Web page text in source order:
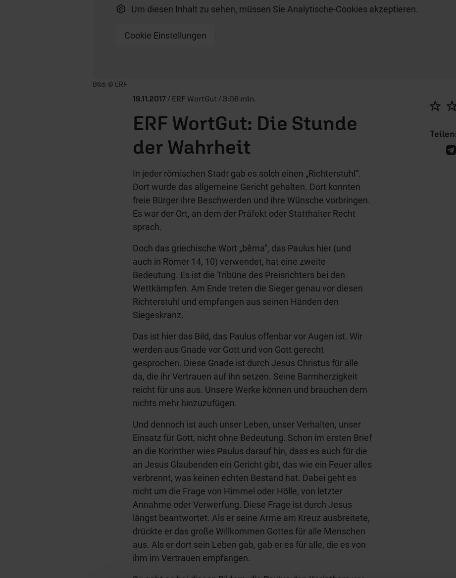
Um diesen Inhalt zu sehen, müssen Sie Analytische-Cookies akzeptieren.
Cookie Einstellungen
Player starten/anhalten
Bild: © ERF
19.11.2017 / ERF WortGut / 3:08 min.
ERF WortGut: Die Stunde
der Wahrheit
In jeder römischen Stadt gab es solch einen „Richterstuhl“.
Dort wurde das allgemeine Gericht gehalten. Dort konnten
freie Bürger ihre Beschwerden und ihre Wünsche vorbringen.
Es war der Ort, an dem der Präfekt oder Statthalter Recht
sprach.
Doch das griechische Wort „bêma“, das Paulus hier (und
auch in Römer 14, 10) verwendet, hat eine zweite
Bedeutung. Es ist die Tribüne des Preisrichters bei den
Wettkämpfen. Am Ende treten die Sieger genau vor diesen
Richterstuhl und empfangen aus seinen Händen den
Siegeskranz.
Das ist hier das Bild, das Paulus offenbar vor Augen ist. Wir
werden aus Gnade vor Gott und von Gott gerecht
gesprochen. Diese Gnade ist durch Jesus Christus für alle
da, die ihr Vertrauen auf ihn setzen. Seine Barmherzigkeit
reicht für uns aus. Unsere Werke können und brauchen dem
nichts mehr hinzuzufügen.
Und dennoch ist auch unser Leben, unser Verhalten, unser
Einsatz für Gott, nicht ohne Bedeutung. Schon im ersten Brief
an die Korinther wies Paulus darauf hin, dass es auch für die
an Jesus Glaubenden ein Gericht gibt, das wie ein Feuer alles
verbrennt, was keinen echten Bestand hat. Dabei geht es
nicht um die Frage von Himmel oder Hölle, von letzter
Annahme oder Verwerfung. Diese Frage ist durch Jesus
längst beantwortet. Als er seine Arme am Kreuz ausbreitete,
drückte er das große Willkommen Gottes für alle Menschen
aus. Als er dort sein Leben gab, gab er es für alle, die es von
ihm im Vertrauen empfangen.